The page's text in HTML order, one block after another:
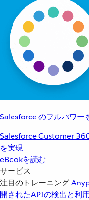
Salesforce のフルパワー
Salesforce Customer
を実現
eBookを読む
サービス
注目のトレーニング
開されたAPIの検出と利